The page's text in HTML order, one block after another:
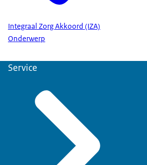
Integraal Zorg Akkoord (IZA)
Onderwerp
Service